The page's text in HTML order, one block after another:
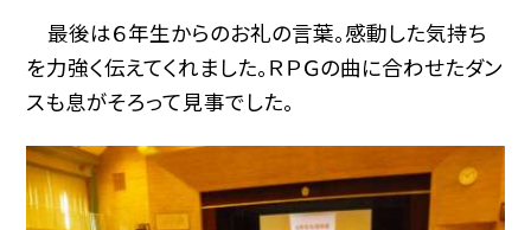
最後は６年生からのお礼の言葉。感動した気持ち
を力強く伝えてくれました。ＲＰＧの曲に合わせたダン
スも息がそろって見事でした。